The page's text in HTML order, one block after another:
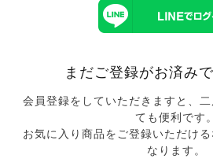
まだご登録がお済み
会員登録をしていただきますと、
ても便利です。
お気に入り商品をご登録いただけ
なります。